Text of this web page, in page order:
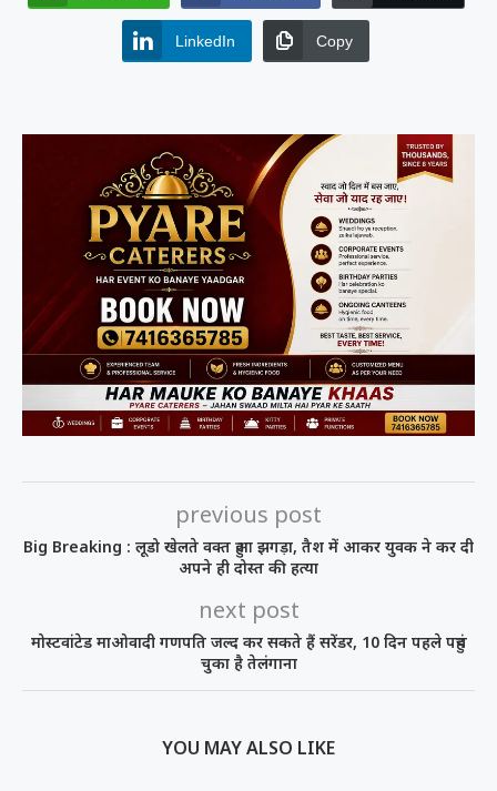
LinkedIn Copy
previous post
Big Breaking : लूडो खेलते वक्त हुआ झगड़ा, तैश में आकर युवक ने कर दी
अपने ही दोस्त की हत्या
next post
मोस्टवांटेड माओवादी गणपति जल्द कर सकते हैं सरेंडर, 10 दिन पहले पहुंच
चुका है तेलंगाना
YOU MAY ALSO LIKE